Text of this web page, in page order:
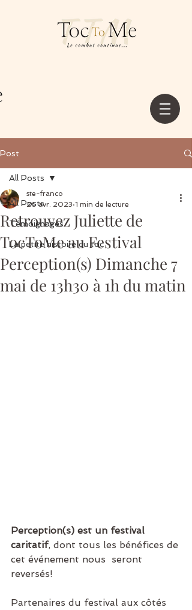
Post
All Posts
Témoignages
La petite histoire du toc
All Posts
Retrouvez Juliette de
TocToMe au Festival
Perception(s) Dimanche 7
mai de 13h30 à 1h du matin
ste-franco
26 avr. 2023 1 min de lecture
Perception(s) est un festival
caritatif, dont tous les bénéfices de
cet événement nous  seront
reversés!
Partenaires du festival aux côtés